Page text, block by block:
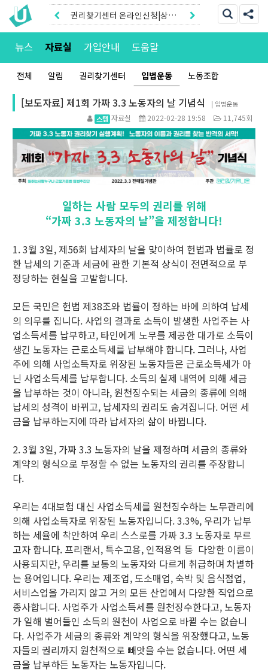
권리찾기유니온 조합원|후원안
내
권리찾기센터 온라인신청|상담
뉴스 자료실 가입안내 도움말
전체 알림 권리찾기센터 입법운동 노동조합
[보도자료] 제1회 가짜 3.3 노동자의 날 기념식 | 입법운동
자료실 2022-02-28 19:58 11,745회
일하는 사람 모두의 권리를 위해
“가짜 3.3 노동자의 날”을 제정합니다!
1. 3월 3일, 제56회 납세자의 날을 맞이하여 헌법과 법률로 정
한 납세의 기준과 세금에 관한 기본적 상식이 전면적으로 부
정당하는 현실을 고발합니다.
모든 국민은 헌법 제38조와 법률이 정하는 바에 의하여 납세
의 의무를 집니다. 사업의 결과로 소득이 발생한 사업주는 사
업소득세를 납부하고, 타인에게 노무를 제공한 대가로 소득이
생긴 노동자는 근로소득세를 납부해야 합니다. 그러나, 사업
주에 의해 사업소득자로 위장된 노동자들은 근로소득세가 아
닌 사업소득세를 납부합니다. 소득의 실제 내역에 의해 세금
을 납부하는 것이 아니라, 원천징수되는 세금의 종류에 의해
납세의 성격이 바뀌고, 납세자의 권리도 숨겨집니다. 어떤 세
금을 납부하는지에 따라 납세자의 삶이 바뀝니다.
2. 3월 3일, 가짜 3.3 노동자의 날을 제정하며 세금의 종류와
계약의 형식으로 부정할 수 없는 노동자의 권리를 주장합니
다.
우리는 4대보험 대신 사업소득세를 원천징수하는 노무관리에
의해 사업소득자로 위장된 노동자입니다. 3.3%, 우리가 납부
하는 세율에 착안하여 우리 스스로를 가짜 3.3 노동자로 부르
고자 합니다. 프리랜서, 특수고용, 인적용역 등 다양한 이름이
사용되지만, 우리를 보통의 노동자와 다르게 취급하며 차별하
는 용어입니다. 우리는 제조업, 도소매업, 숙박 및 음식점업,
서비스업을 가리지 않고 거의 모든 산업에서 다양한 직업으로
종사합니다. 사업주가 사업소득세를 원천징수한다고, 노동자
가 일해 벌어들인 소득의 원천이 사업으로 바뀔 수는 없습니
다. 사업주가 세금의 종류와 계약의 형식을 위장했다고, 노동
자들의 권리까지 원천적으로 빼앗을 수는 없습니다. 어떤 세
금을 납부하든 노동자는 노동자입니다.